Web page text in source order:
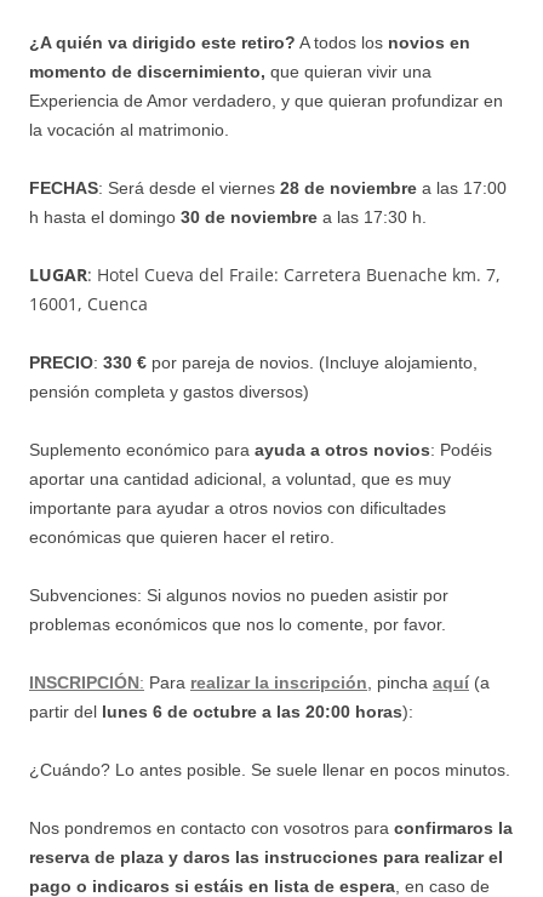
¿A quién va dirigido este retiro? A todos los novios en
momento de discernimiento, que quieran vivir una
Experiencia de Amor verdadero, y que quieran profundizar en
la vocación al matrimonio.
FECHAS: Será desde el viernes 28 de noviembre a las 17:00
h hasta el domingo 30 de noviembre a las 17:30 h.
LUGAR: Hotel Cueva del Fraile: Carretera Buenache km. 7,
16001, Cuenca
PRECIO: 330 € por pareja de novios. (Incluye alojamiento,
pensión completa y gastos diversos)
Suplemento económico para ayuda a otros novios: Podéis
aportar una cantidad adicional, a voluntad, que es muy
importante para ayudar a otros novios con dificultades
económicas que quieren hacer el retiro.
Subvenciones: Si algunos novios no pueden asistir por
problemas económicos que nos lo comente, por favor.
INSCRIPCIÓN: Para realizar la inscripción , pincha aquí (a
partir del lunes 6 de octubre a las 20:00 horas):
¿Cuándo? Lo antes posible. Se suele llenar en pocos minutos.
Nos pondremos en contacto con vosotros para confirmaros la
reserva de plaza y daros las instrucciones para realizar el
pago o indicaros si estáis en lista de espera , en caso de